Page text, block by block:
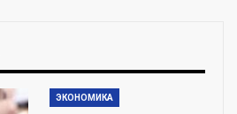
ЭКОНОМИКА